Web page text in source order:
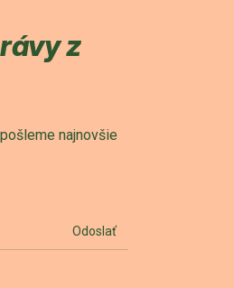
z
najnovšie
Odoslať